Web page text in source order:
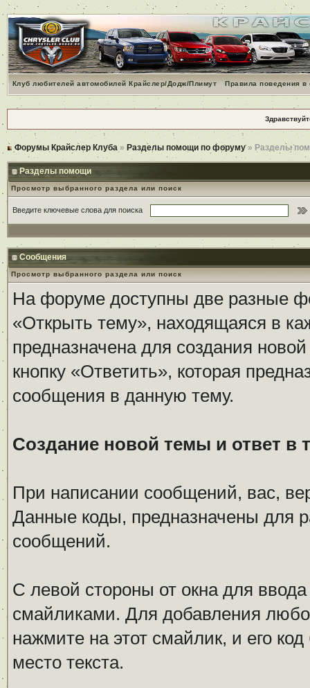
Клуб любителей автомобилей Крайслер/Додж/Плимут Правила поведения
Форумы Крайслер Клуба » Разделы помощи по форуму» Разделы
Разделы помощи
Просмотр выбранного раздела или поиск
Введите ключевые слова для поиска
Сообщения
Просмотр выбранного раздела или поиск
На форуме доступны две разные
«Открыть тему», находящаяся в
предназначена для создания
кнопку «Ответить», которая
сообщения в данную тему.
Создание новой темы и ответ в
При написании сообщений, вас,
Данные коды, предназначены для
сообщений.
С левой стороны от окна для
смайликами. Для добавления
нажмите на этот смайлик, и его
место текста.